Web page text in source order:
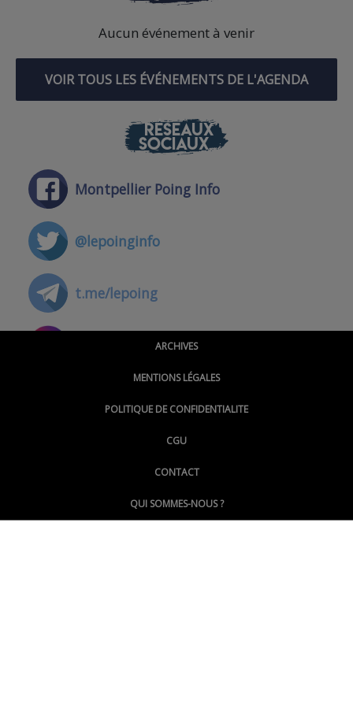
Aucun événement à venir
VOIR TOUS LES ÉVÉNEMENTS DE L'AGENDA
RÉSEAUX
SOCIAUX
Montpellier Poing Info
@lepoinginfo
t.me/lepoing
@montpellierpoinginfo
@LePoingMontpellier
ARCHIVES
MENTIONS LÉGALES
POLITIQUE DE CONFIDENTIALITE
CGU
CONTACT
QUI SOMMES-NOUS ?